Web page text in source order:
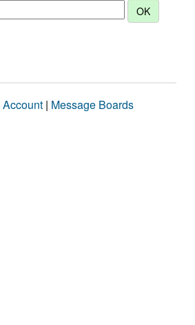
Account | Message Boards